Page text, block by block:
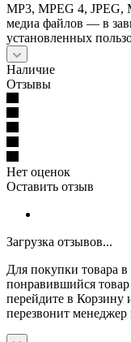
MP3, MPEG 4,
медиа файлов — в
установленных
Наличие
Отзывы
Нет оценок
Оставить отзыв
Загрузка отзывов...
Для покупки товара
понравившийся товар
перейдите в
перезвонит менеджер